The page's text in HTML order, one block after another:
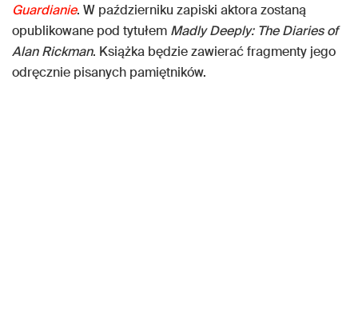
Guardianie. W październiku zapiski aktora zostaną
opublikowane pod tytułem Madly Deeply: The Diaries of
Alan Rickman. Książka będzie zawierać fragmenty jego
odręcznie pisanych pamiętników.